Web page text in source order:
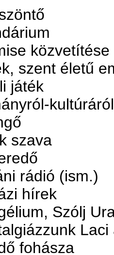
közvetítése
szent életű
játék
kultúráról
szava
rádió (ism.)
hírek
Szólj
Laci
fohásza